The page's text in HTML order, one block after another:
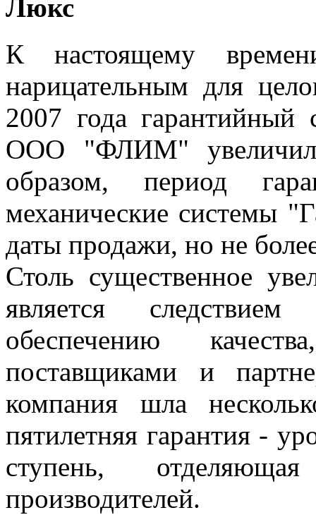
Люкс
К настоящему
нарицательным для
2007 года
ООО "ФЛИМ"
образом, период
механические системы
даты продажи, но не
Столь существенное
является
обеспечению
поставщиками и
компания шла
пятилетняя гарантия -
ступень,
производителей.